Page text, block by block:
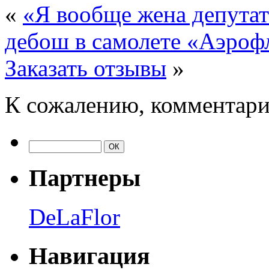
« «Я вообще жена
дебош в самолете
Заказать отзывы »
К сожалению,
Партнеры
DeLaFlor
Навигация